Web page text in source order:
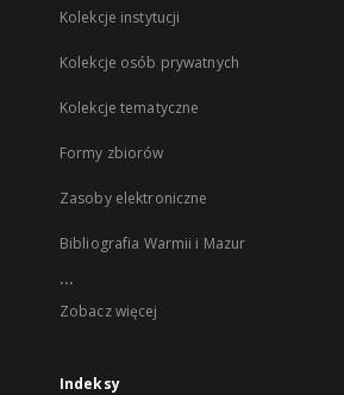
Kolekcje instytucji
Kolekcje osób prywatnych
Kolekcje tematyczne
Formy zbiorów
Zasoby elektroniczne
Bibliografia Warmii i Mazur
...
Zobacz więcej
Indeksy